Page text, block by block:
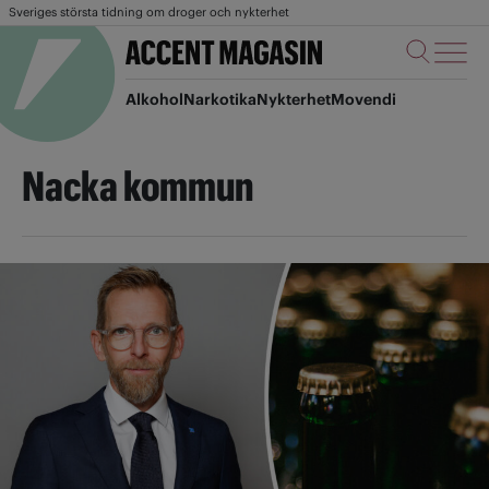
Sveriges största tidning om droger och nykterhet
AlkoholNarkotikaNykterhetMovendi
Nacka kommun